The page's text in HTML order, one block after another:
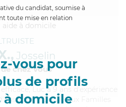
du candidat, soumise à
toute mise en relation
vous pour
de profils
à domicile
Josselin
chez Vous
Luc a 9 ans d'expérience
De Vie aux Familles